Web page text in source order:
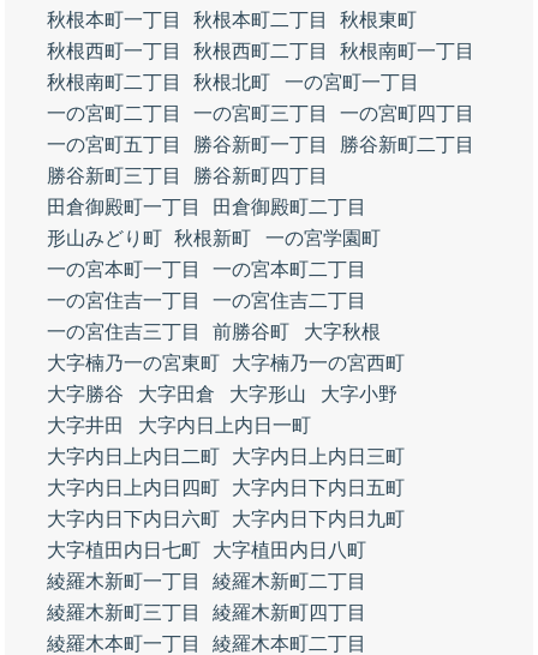
秋根本町一丁目
秋根本町二丁目
秋根東町
秋根西町一丁目
秋根西町二丁目
秋根南町一丁目
秋根南町二丁目
秋根北町
一の宮町一丁目
一の宮町二丁目
一の宮町三丁目
一の宮町四丁目
一の宮町五丁目
勝谷新町一丁目
勝谷新町二丁目
勝谷新町三丁目
勝谷新町四丁目
田倉御殿町一丁目
田倉御殿町二丁目
形山みどり町 秋根新町
一の宮学園町
一の宮本町一丁目
一の宮本町二丁目
一の宮住吉一丁目
一の宮住吉二丁目
一の宮住吉三丁目
前勝谷町
大字秋根
大字楠乃一の宮東町
大字楠乃一の宮西町
大字勝谷
大字田倉 大字形山
大字小野
大字井田
大字内日上内日一町
大字内日上内日二町
大字内日上内日三町
大字内日上内日四町
大字内日下内日五町
大字内日下内日六町
大字内日下内日九町
大字植田内日七町
大字植田内日八町
綾羅木新町一丁目
綾羅木新町二丁目
綾羅木新町三丁目
綾羅木新町四丁目
綾羅木本町一丁目
綾羅木本町二丁目